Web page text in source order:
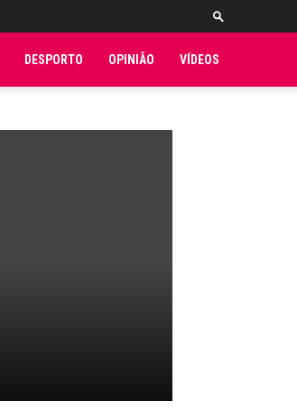
DESPORTO OPINIÃO VÍDEOS